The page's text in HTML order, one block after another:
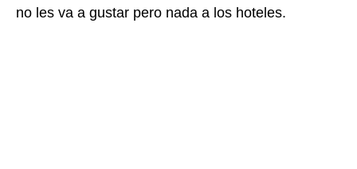
no les va a gustar pero nada a los hoteles.